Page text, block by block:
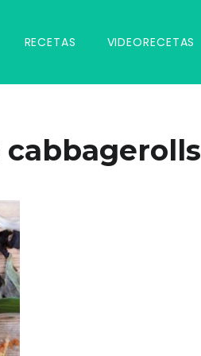
RECETAS VIDEORECETAS
cabbagerolls